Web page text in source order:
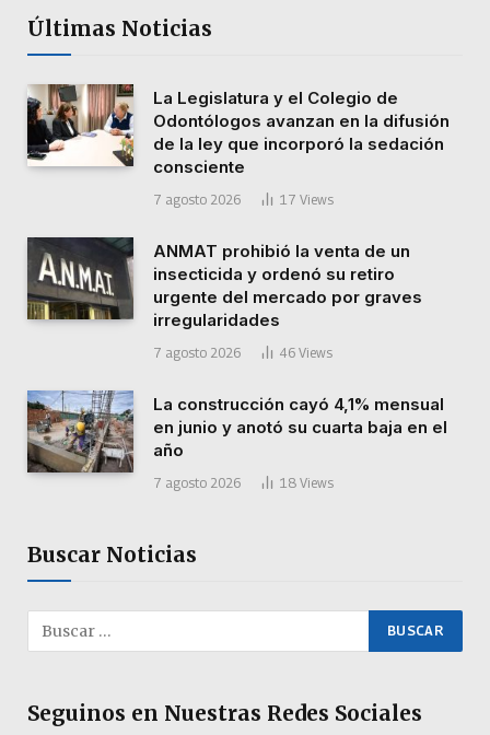
Últimas Noticias
La Legislatura y el Colegio de
Odontólogos avanzan en la difusión
de la ley que incorporó la sedación
consciente
7 agosto 2026 17 Views
ANMAT prohibió la venta de un
insecticida y ordenó su retiro
urgente del mercado por graves
irregularidades
7 agosto 2026 46 Views
La construcción cayó 4,1% mensual
en junio y anotó su cuarta baja en el
año
7 agosto 2026 18 Views
Buscar Noticias
Seguinos en Nuestras Redes Sociales